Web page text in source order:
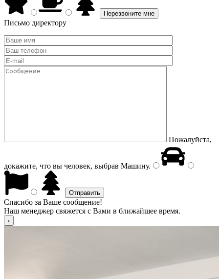
Письмо директору
Пожалуйста,
докажите, что вы человек, выбрав Машину.
Спасибо за Ваше сообщение!
Наш менеджер свяжется с Вами в ближайшее время.